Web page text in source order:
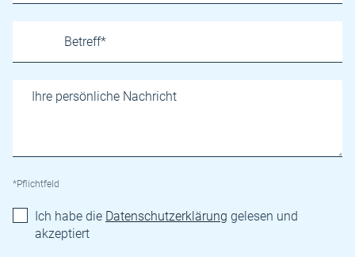
*Pflichtfeld
Ich habe die Datenschutzerklärung gelesen und
akzeptiert